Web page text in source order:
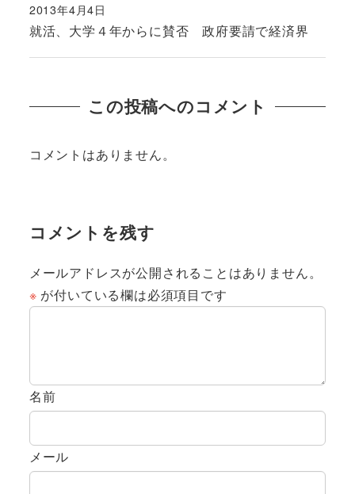
就活、大学４年からに賛否 政府要請で経済界
投稿日
2013年4月4日
この投稿へのコメント
コメントはありません。
コメントを残す
メールアドレスが公開されることはありません。
※ が付いている欄は必須項目です
名前
メール